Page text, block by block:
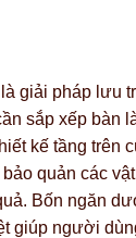
giải pháp lưu
sắp xếp bàn
kế tầng trên
quản các
Bốn ngăn
giúp người